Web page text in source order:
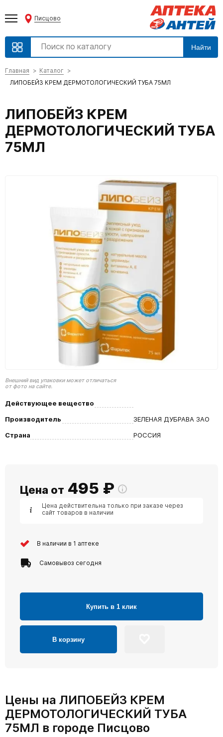
Писцово
Найти
Главная
Каталог
ЛИПОБЕЙЗ КРЕМ ДЕРМОТОЛОГИЧЕСКИЙ ТУБА 75МЛ
ЛИПОБЕЙЗ КРЕМ
ДЕРМОТОЛОГИЧЕСКИЙ ТУБА
75МЛ
Внешний вид упаковки может отличаться
от фото на сайте.
Действующее вещество
Производитель
ЗЕЛЕНАЯ ДУБРАВА ЗАО
Страна
РОССИЯ
Цена от 495 ₽
Цена действительна только при заказе через
сайт товаров в наличии
В наличии в 1 аптеке
Самовывоз сегодня
Купить в 1 клик
В корзину
Цены на ЛИПОБЕЙЗ КРЕМ
ДЕРМОТОЛОГИЧЕСКИЙ ТУБА
75МЛ в городе Писцово